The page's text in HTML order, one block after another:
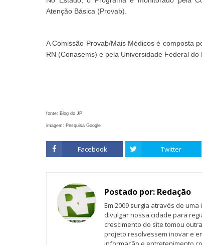
Atenção Básica (Provab).
A Comissão Provab/Mais Médicos é composta
RN (Conasems) e pela Universidade Federal
fonte: Blog do JP
imagem: Pesquisa Google
Facebook Twitter
Postado por: Redação
Em 2009 surgia através de
divulgar nossa cidade para
crescimento do site tomou
projeto resolvessem inovar e